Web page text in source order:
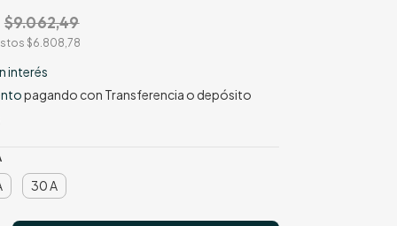
$9.062,49
$6.808,78
interés
pagando con Transferencia o depósito
30 A